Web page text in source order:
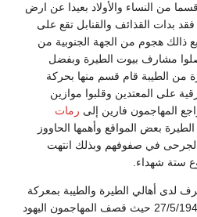
من النساء والأولاد بعيدا عن ارض
بدات القذائف والقنابل تقع على
ذالك هجوم من الجهة الجنوبية من
مشارف بيوت الطيرة وبفضل
من الطيبة قام قسم منها بحركة
على المعتدين وقلبوا موازين
المهاجمون فارين إلى رمات
بعض المواقع وأهمها الحاووز
في صفوفهم وبذلك انتهت
ستة شهداء.
لدى أهالي الطيرة والطيبة بمعركة
المدافع وكان ذالك يوم الاحد 27/5/1948 حيث قصف المهاجمون اليهود